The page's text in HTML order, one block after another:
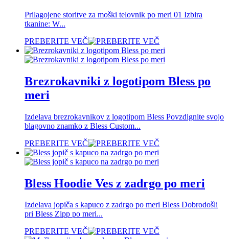
Prilagojene storitve za moški telovnik po meri 01 Izbira
tkanine: W...
PREBERITE VEČ
Brezrokavniki z logotipom Bless po
meri
Izdelava brezrokavnikov z logotipom Bless Povzdignite svojo
blagovno znamko z Bless Custom...
PREBERITE VEČ
Bless Hoodie Ves z zadrgo po meri
Izdelava jopiča s kapuco z zadrgo po meri Bless Dobrodošli
pri Bless Zipp po meri...
PREBERITE VEČ